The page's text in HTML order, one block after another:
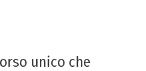
unico che